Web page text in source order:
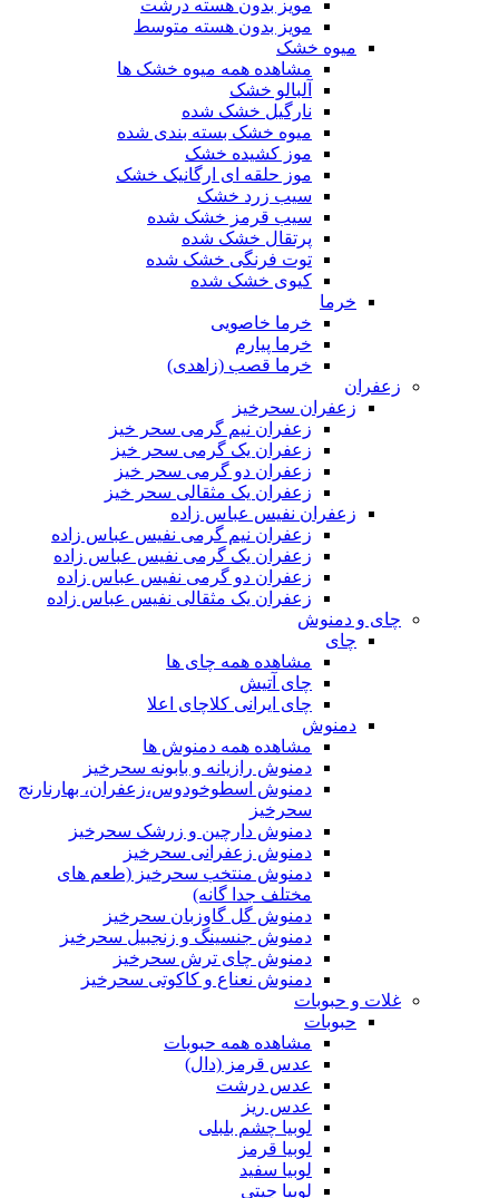
مویز بدون هسته درشت
مویز بدون هسته متوسط
میوه خشک
مشاهده همه میوه خشک ها
آلبالو خشک
نارگیل خشک شده
میوه خشک بسته بندی شده
موز کشیده خشک
موز حلقه ای ارگانیک خشک
سیب زرد خشک
سیب قرمز خشک شده
پرتقال خشک شده
توت فرنگی خشک شده
کیوی خشک شده
خرما
خرما خاصویی
خرما پیارم
خرما قصب (زاهدی)
زعفران
زعفران سحرخیز
زعفران نیم گرمی سحر خیز
زعفران یک گرمی سحر خیز
زعفران دو گرمی سحر خیز
زعفران یک مثقالی سحر خیز
زعفران نفیس عباس زاده
زعفران نیم گرمی نفیس عباس زاده
زعفران یک گرمی نفیس عباس زاده
زعفران دو گرمی نفیس عباس زاده
زعفران یک مثقالی نفیس عباس زاده
چای و دمنوش
چای
مشاهده همه چای ها
چای آتیش
چای ایرانی کلاچای اعلا
دمنوش
مشاهده همه دمنوش ها
دمنوش رازیانه و بابونه سحرخیز
دمنوش اسطوخودوس،زعفران، بهارنارنج
سحرخیز
دمنوش دارچین و زرشک سحرخیز
دمنوش زعفرانی سحرخیز
دمنوش منتخب سحرخیز (طعم های
مختلف جدا گانه)
دمنوش گل گاوزبان سحرخیز
دمنوش جنسینگ و زنجبیل سحرخیز
دمنوش چای ترش سحرخیز
دمنوش نعناع و کاکوتی سحرخیز
غلات و حبوبات
حبوبات
مشاهده همه حبوبات
عدس قرمز (دال)
عدس درشت
عدس ریز
لوبیا چشم بلبلی
لوبیا قرمز
لوبیا سفید
لوبیا چیتی